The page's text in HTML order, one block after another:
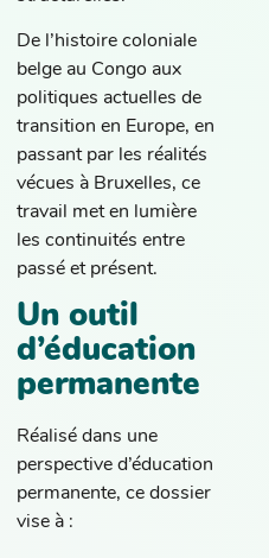
De l’histoire coloniale
belge au Congo aux
politiques actuelles de
transition en Europe, en
passant par les réalités
vécues à Bruxelles, ce
travail met en lumière
les continuités entre
passé et présent.
Un outil
d’éducation
permanente
Réalisé dans une
perspective d’éducation
permanente, ce dossier
vise à :